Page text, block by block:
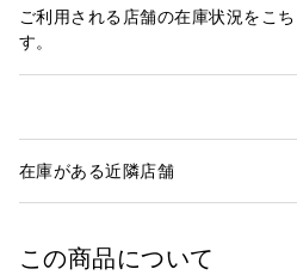
ご利用される店舗の在庫状況をこ
す。
在庫がある近隣店舗
この商品について